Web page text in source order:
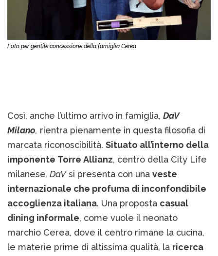
Foto per gentile concessione della famiglia Cerea
Così, anche l’ultimo arrivo in famiglia, DaV
Milano, rientra pienamente in questa filosofia di
marcata riconoscibilità. Situato all’interno della
imponente Torre Allianz, centro della City Life
milanese, DaVsi presenta con una veste
internazionale che profuma di inconfondibile
accoglienza italiana. Una proposta casual
dining informale, come vuole il neonato
marchio Cerea, dove il centro rimane la cucina,
le materie prime di altissima qualità, la ricerca